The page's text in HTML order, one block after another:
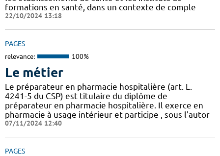
formations en santé, dans un contexte de comple
22/10/2024 13:18
PAGES
relevance: 100%
Le métier
Le préparateur en pharmacie hospitalière (art. L.
4241-5 du CSP) est titulaire du diplôme de
préparateur en pharmacie hospitalière. Il exerce en
pharmacie à usage intérieur et participe , sous l'autor
07/11/2024 12:40
PAGES